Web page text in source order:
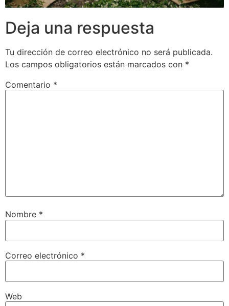
Deja una respuesta
Tu dirección de correo electrónico no será publicada.
Los campos obligatorios están marcados con *
Comentario *
Nombre *
Correo electrónico *
Web